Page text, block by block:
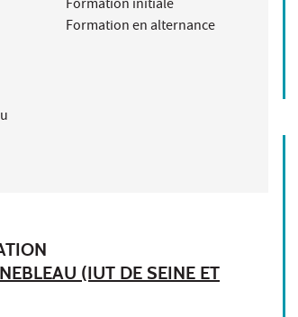
Formation initiale
Formation en alternance
(IUT DE SEINE ET